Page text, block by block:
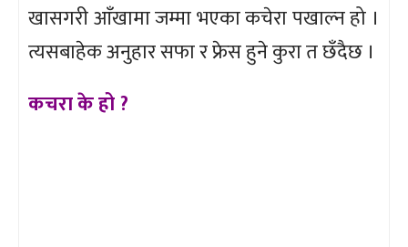
खासगरी आँखामा जम्मा भएका कचेरा पखाल्न हो ।
त्यसबाहेक अनुहार सफा र फ्रेस हुने कुरा त छँदैछ ।
कचरा के हो ?